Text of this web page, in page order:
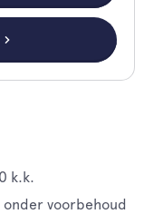
k.k.
onder voorbehoud